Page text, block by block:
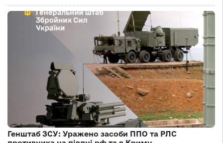
Генштаб ЗСУ: Уражено засоби ППО та РЛС